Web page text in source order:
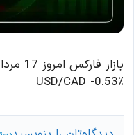
USD/CAD -0.53٪